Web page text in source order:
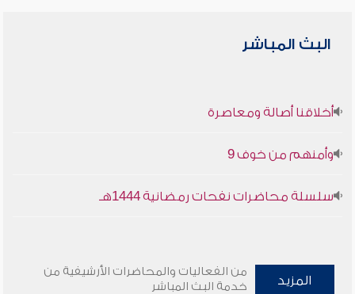
البث المباشر
أخلاقنا أصالة ومعاصرة
وأمنهم من خوف 9
سلسلة محاضرات نفحات رمضانية 1444هـ
المزيد
من الفعاليات والمحاضرات الأرشيفية من
خدمة البث المباشر